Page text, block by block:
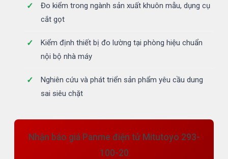
Đo kiểm trong ngành sản xuất khuôn mẫu, dụng cụ
cắt gọt
Kiểm định thiết bị đo lường tại phòng hiệu chuẩn
nội bộ nhà máy
Nghiên cứu và phát triển sản phẩm yêu cầu dung
sai siêu chặt
Nhận báo giá Panme điện tử Mitutoyo 293-
100-20